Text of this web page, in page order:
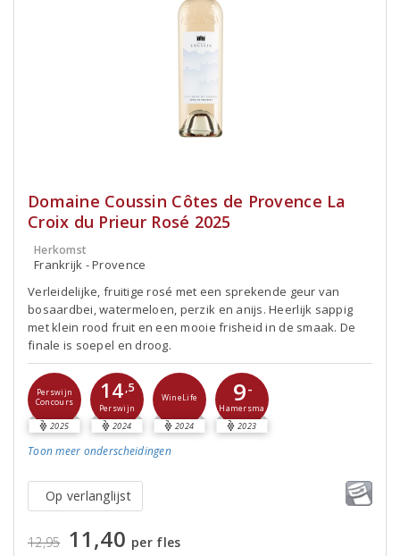
Domaine Coussin Côtes de Provence La
Croix du Prieur Rosé 2025
Herkomst
Frankrijk - Provence
Verleidelijke, fruitige rosé met een sprekende geur van
bosaardbei, watermeloen, perzik en anijs. Heerlijk sappig
met klein rood fruit en een mooie frisheid in de smaak. De
finale is soepel en droog.
Perswijn
Concours
2025
14,5
Perswijn
2024
WineLife
2024
9-
Hamersma
2023
Toon meer onderscheidingen
Op verlanglijst
12,95 11,40 per fles